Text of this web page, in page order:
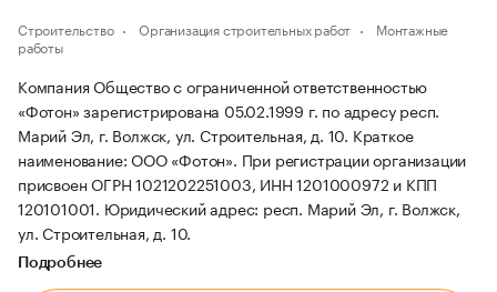
Строительство Организация строительных работ
Монтажные
работы
Компания Общество с ограниченной ответственностью
«Фотон» зарегистрирована 05.02.1999 г. по адресу респ.
Марий Эл, г. Волжск, ул. Строительная, д. 10. Краткое
наименование: ООО «Фотон». При регистрации организации
присвоен ОГРН 1021202251003, ИНН 1201000972 и КПП
120101001. Юридический адрес: респ. Марий Эл, г. Волжск,
ул. Строительная, д. 10.
Подробнее